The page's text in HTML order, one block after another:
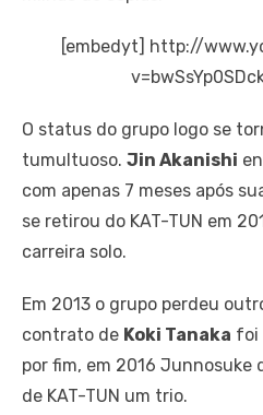
[embedyt] http://
O status do grupo logo se
tumultuoso. Jin Akanishi
com apenas 7 meses após
se retirou do KAT-TUN em
carreira solo.
Em 2013 o grupo perdeu
contrato de Koki Tanaka foi
por fim, em 2016 Junnosuke
de KAT-TUN um trio.